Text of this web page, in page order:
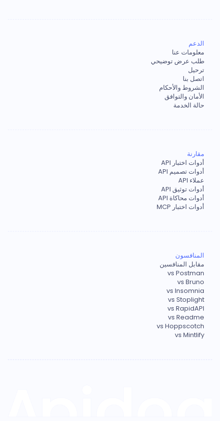
الدعم
معلومات عنا
طلب عرض توضيحي
ترحيل
اتصل بنا
الشروط والأحكام
الأمان والتوافق
حالة الخدمة
مقارنة
أدوات اختبار API
أدوات تصميم API
عملاء API
أدوات توثيق API
أدوات محاكاة API
أدوات اختبار MCP
المنافسون
مقابل المنافسين
vs Postman
vs Bruno
vs Insomnia
vs Stoplight
vs RapidAPI
vs Readme
vs Hoppscotch
vs Mintlify